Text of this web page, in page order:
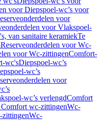
voor Diepspoel-wc’s voor
voor
voor Vlakspoel-
van sanitaire keramiekTe
Reserveonderdelen voor Wc-
voor Wc-zittingenComfort-
wc'sDiepspoel-wc’s
wc’s
voor
wc’s verlengdComfort
wc-zittingenWc-
zittingenWc-